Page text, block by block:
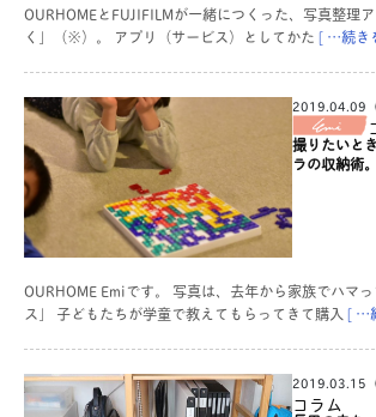
OURHOMEとFUJIFILMが一緒につくった、写真整理
く」（※）。 アプリ（サービス）としてかた [ …続き
2019.04.09（
撮りたいと
ラの収納術。
OURHOME Emiです。 写真は、去年から家族でハマ
ス」 子どもたちが学童で教えてもらってきて購入[ …
2019.03.15（
コラム